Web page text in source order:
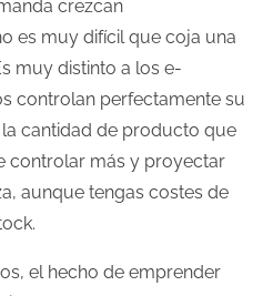
crezcan
es muy difícil que coja una
muy distinto a los e-
controlan perfectamente su
cantidad de producto que
controlar más y proyectar
aunque tengas costes de
el hecho de emprender